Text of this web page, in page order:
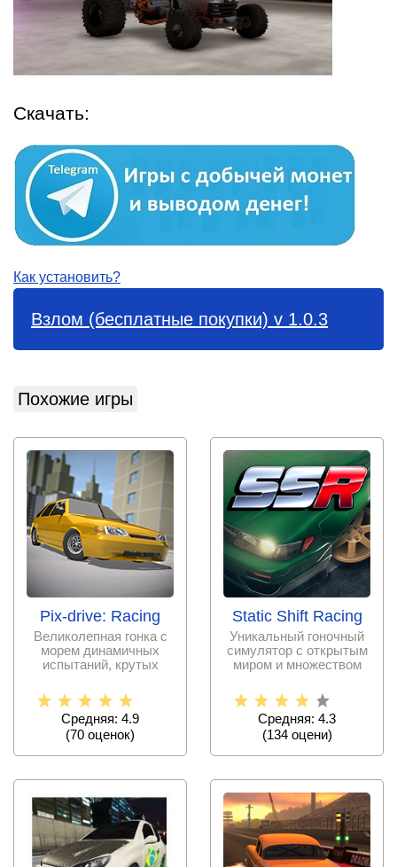
Скачать:
Как установить?
Взлом (бесплатные покупки) v 1.0.3
Похожие игры
Pix-drive: Racing
Великолепная гонка с
морем динамичных
испытаний, крутых
трасс и
Средняя: 4.9
(70 оценок)
Static Shift Racing
Уникальный гоночный
симулятор с открытым
миром и множеством
Средняя: 4.3
(134оцени)